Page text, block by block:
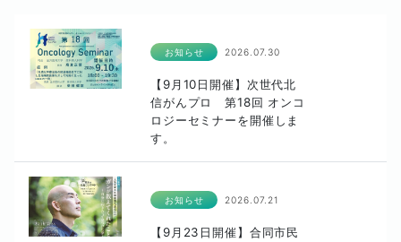
お知らせ 2026.07.30
【9月10日開催】次世代北
信がんプロ 第18回 オンコ
ロジーセミナーを開催しま
す。
お知らせ 2026.07.21
【9月23日開催】合同市民